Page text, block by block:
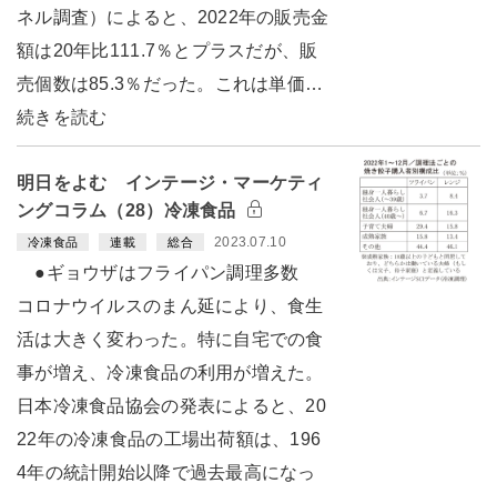
ネル調査）によると、2022年の販売金
額は20年比111.7％とプラスだが、販
売個数は85.3％だった。これは単価…
続きを読む
明日をよむ インテージ・マーケティ
ングコラム（28）冷凍食品
冷凍食品 連載 総合 2023.07.10
●ギョウザはフライパン調理多数
コロナウイルスのまん延により、食生
活は大きく変わった。特に自宅での食
事が増え、冷凍食品の利用が増えた。
日本冷凍食品協会の発表によると、20
22年の冷凍食品の工場出荷額は、196
4年の統計開始以降で過去最高になっ